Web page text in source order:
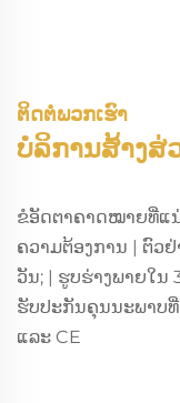
ຕິດຕໍ່ພວກເຮົາ
ບໍລິການສ້າງສ່
ຂໍອັດຕາຄາດໝາຍທີ່ແ
ຄວາມຕ້ອງການ | ຕົວ
ວັນ; | ຮູບຮ່າງພາຍໃນ
ຮັບປະກັນຄຸນນະພາບ
ແລະ CE